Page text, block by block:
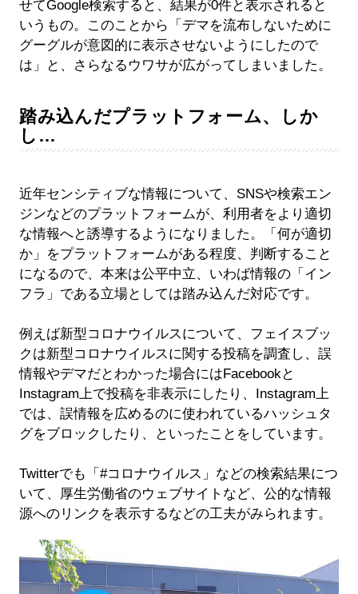
せてGoogle検索すると、結果が0件と表示されると
いうもの。このことから「デマを流布しないために
グーグルが意図的に表示させないようにしたので
は」と、さらなるウワサが広がってしまいました。
踏み込んだプラットフォーム、しか
し…
近年センシティブな情報について、SNSや検索エン
ジンなどのプラットフォームが、利用者をより適切
な情報へと誘導するようになりました。「何が適切
か」をプラットフォームがある程度、判断すること
になるので、本来は公平中立、いわば情報の「イン
フラ」である立場としては踏み込んだ対応です。
例えば新型コロナウイルスについて、フェイスブッ
クは新型コロナウイルスに関する投稿を調査し、誤
情報やデマだとわかった場合にはFacebookと
Instagram上で投稿を非表示にしたり、Instagram上
では、誤情報を広めるのに使われているハッシュタ
グをブロックしたり、といったことをしています。
Twitterでも「#コロナウイルス」などの検索結果につ
いて、厚生労働省のウェブサイトなど、公的な情報
源へのリンクを表示するなどの工夫がみられます。